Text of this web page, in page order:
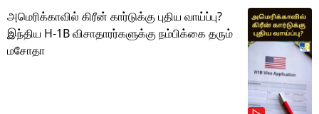
அமெரிக்காவில் கிரீன் கார்டுக்கு புதிய வாய்ப்பு?
இந்திய H-1B விசாதாரர்களுக்கு நம்பிக்கை தரும்
மசோதா